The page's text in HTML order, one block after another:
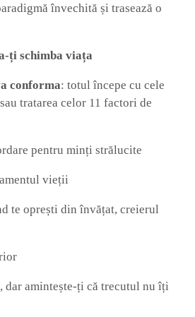
învechită și trasează o
ți schimba viața
conforma: totul începe cu cele
tratarea celor 11 factori de
pentru minți strălucite
vieții
te oprești din învățat, creierul
amintește-ți că trecutul nu îți